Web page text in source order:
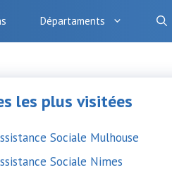
Départaments
les plus visitées
Sociale Mulhouse
Sociale Nimes